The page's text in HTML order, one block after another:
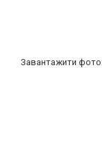
Завантажити